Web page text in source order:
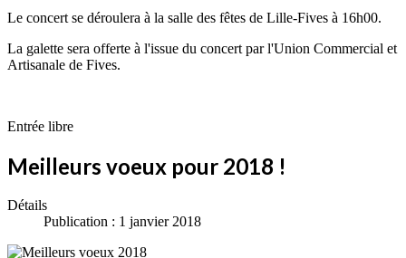
Le concert se déroulera à la salle des fêtes de Lille-Fives à 16h00.
La galette sera offerte à l'issue du concert par l'Union Commercial et
Artisanale de Fives.
Entrée libre
Meilleurs voeux pour 2018 !
Détails
Publication : 1 janvier 2018